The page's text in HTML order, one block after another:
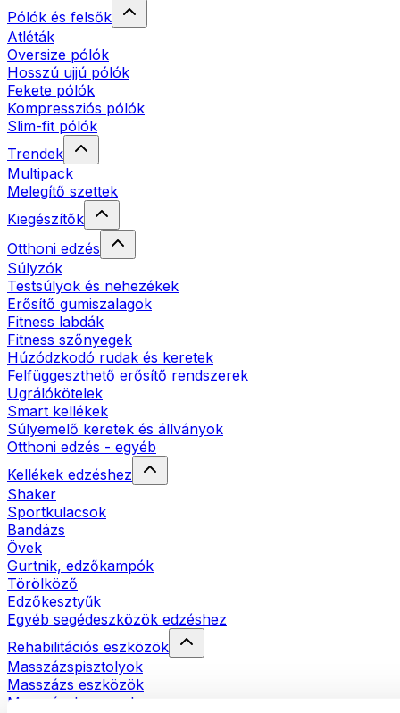
Pólók és felsők
Atléták
Oversize pólók
Hosszú ujjú pólók
Fekete pólók
Kompressziós pólók
Slim-fit pólók
Trendek
Multipack
Melegítő szettek
Kiegészítők
Otthoni edzés
Súlyzók
Testsúlyok és nehezékek
Erősítő gumiszalagok
Fitness labdák
Fitness szőnyegek
Húzódzkodó rudak és keretek
Felfüggeszthető erősítő rendszerek
Ugrálókötelek
Smart kellékek
Súlyemelő keretek és állványok
Otthoni edzés - egyéb
Kellékek edzéshez
Shaker
Sportkulacsok
Bandázs
Övek
Gurtnik, edzőkampók
Törölköző
Edzőkesztyűk
Egyéb segédeszközök edzéshez
Rehabilitációs eszközök
Masszázspisztolyok
Masszázs eszközök
Masszázshengerek